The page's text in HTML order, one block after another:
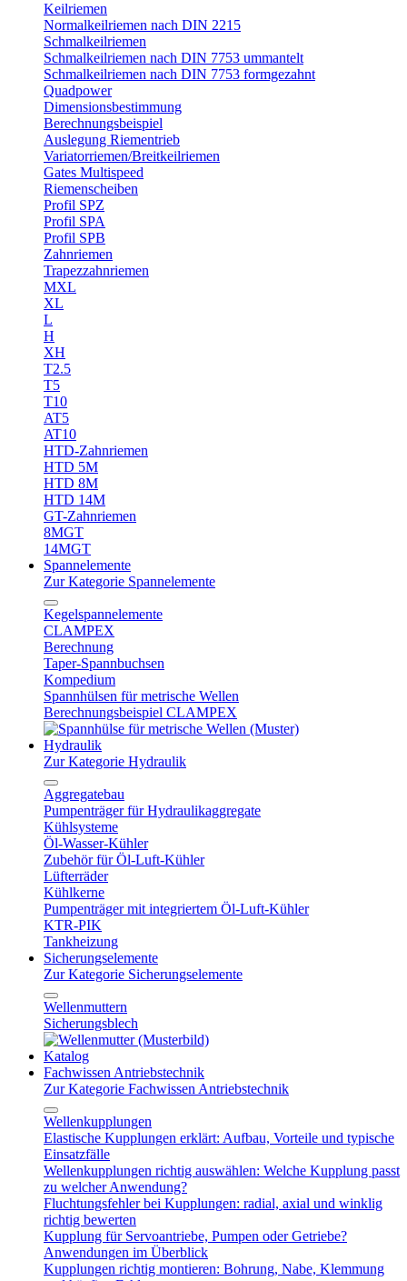
Keilriemen
Normalkeilriemen nach DIN 2215
Schmalkeilriemen
Schmalkeilriemen nach DIN 7753 ummantelt
Schmalkeilriemen nach DIN 7753 formgezahnt
Quadpower
Dimensionsbestimmung
Berechnungsbeispiel
Auslegung Riementrieb
Variatorriemen/Breitkeilriemen
Gates Multispeed
Riemenscheiben
Profil SPZ
Profil SPA
Profil SPB
Zahnriemen
Trapezzahnriemen
MXL
XL
L
H
XH
T2.5
T5
T10
AT5
AT10
HTD-Zahnriemen
HTD 5M
HTD 8M
HTD 14M
GT-Zahnriemen
8MGT
14MGT
Spannelemente
Zur Kategorie Spannelemente
Kegelspannelemente
CLAMPEX
Berechnung
Taper-Spannbuchsen
Kompedium
Spannhülsen für metrische Wellen
Berechnungsbeispiel CLAMPEX
Hydraulik
Zur Kategorie Hydraulik
Aggregatebau
Pumpenträger für Hydraulikaggregate
Kühlsysteme
Öl-Wasser-Kühler
Zubehör für Öl-Luft-Kühler
Lüfterräder
Kühlkerne
Pumpenträger mit integriertem Öl-Luft-Kühler
KTR-PIK
Tankheizung
Sicherungselemente
Zur Kategorie Sicherungselemente
Wellenmuttern
Sicherungsblech
Katalog
Fachwissen Antriebstechnik
Zur Kategorie Fachwissen Antriebstechnik
Wellenkupplungen
Elastische Kupplungen erklärt: Aufbau, Vorteile und typische
Einsatzfälle
Wellenkupplungen richtig auswählen: Welche Kupplung passt
zu welcher Anwendung?
Fluchtungsfehler bei Kupplungen: radial, axial und winklig
richtig bewerten
Kupplung für Servoantriebe, Pumpen oder Getriebe?
Anwendungen im Überblick
Kupplungen richtig montieren: Bohrung, Nabe, Klemmung